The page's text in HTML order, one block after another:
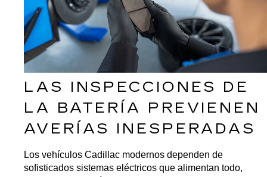
LAS INSPECCIONES DE
LA BATERÍA PREVIENEN
AVERÍAS INESPERADAS
Los vehículos Cadillac modernos dependen de
sofisticados sistemas eléctricos que alimentan todo,